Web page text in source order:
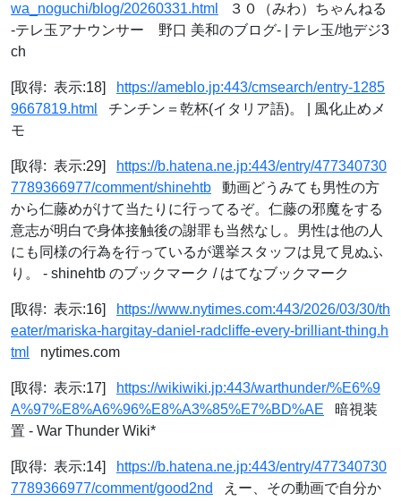
wa_noguchi/blog/20260331.html
３０（みわ）ちゃんねる
-テレ玉アナウンサー 野口 美和のブログ- | テレ玉/地デジ3
ch
[取得: 表示:18]
https://ameblo.jp:443/cmsearch/entry-1285
9667819.html
チンチン＝乾杯(イタリア語)。 | 風化止めメ
モ
[取得: 表示:29]
https://b.hatena.ne.jp:443/entry/477340730
7789366977/comment/shinehtb 動画どうみても男性の方
から仁藤めがけて当たりに行ってるぞ。仁藤の邪魔をする
意志が明白で身体接触後の謝罪も当然なし。男性は他の人
にも同様の行為を行っているが選挙スタッフは見て見ぬふ
り。 - shinehtb のブックマーク / はてなブックマーク
[取得: 表示:16]
https://www.nytimes.com:443/2026/03/30/th
eater/mariska-hargitay-daniel-radcliffe-every-brilliant-thing.h
tml
nytimes.com
[取得: 表示:17]
https://wikiwiki.jp:443/warthunder/%E6%9
A%97%E8%A6%96%E8%A3%85%E7%BD%AE 暗視装
置 - War Thunder Wiki*
[取得: 表示:14]
https://b.hatena.ne.jp:443/entry/477340730
7789366977/comment/good2nd
えー、その動画で自分か